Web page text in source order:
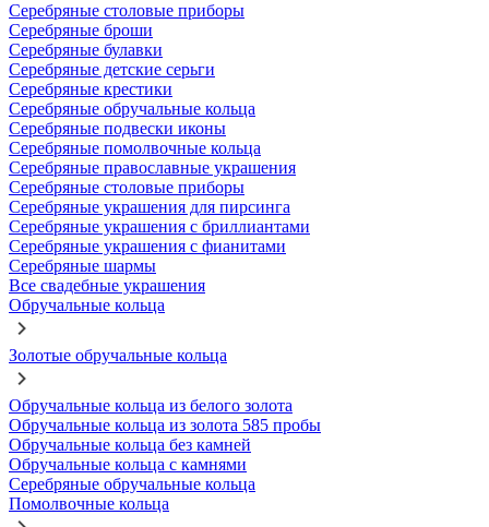
Серебряные столовые приборы
Серебряные броши
Серебряные булавки
Серебряные детские серьги
Серебряные крестики
Серебряные обручальные кольца
Серебряные подвески иконы
Серебряные помолвочные кольца
Серебряные православные украшения
Серебряные столовые приборы
Серебряные украшения для пирсинга
Серебряные украшения с бриллиантами
Серебряные украшения с фианитами
Серебряные шармы
Все свадебные украшения
Обручальные кольца
Золотые обручальные кольца
Обручальные кольца из белого золота
Обручальные кольца из золота 585 пробы
Обручальные кольца без камней
Обручальные кольца с камнями
Серебряные обручальные кольца
Помолвочные кольца